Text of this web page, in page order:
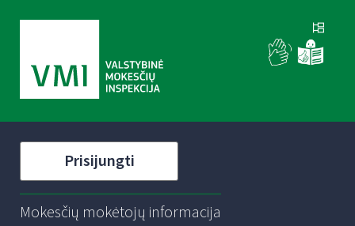
Prisijungti
Mokesčių mokėtojų informacija